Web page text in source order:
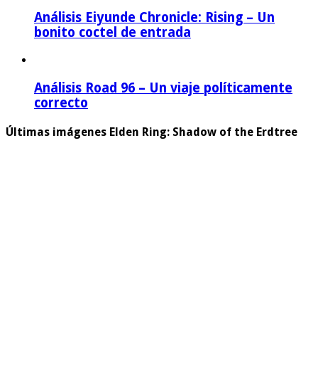
Análisis Eiyunde Chronicle: Rising – Un
bonito coctel de entrada
Análisis Road 96 – Un viaje políticamente
correcto
Últimas imágenes Elden Ring: Shadow of the Erdtree